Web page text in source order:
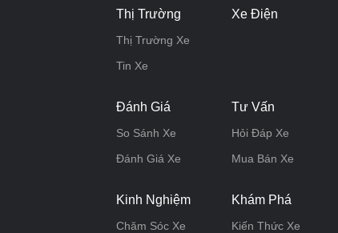
Thị Trường
Thị Trường Xe
Tin Xe
Xe Điện
Đánh Giá
So Sánh Xe
Đánh Giá Xe
Tư Vấn
Hỏi Đáp Xe
Mua Bán Xe
Kinh Nghiệm
Chăm Sóc Xe
Khám Phá
Kiến Thức Xe